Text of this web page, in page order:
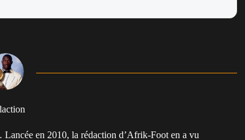
en 2010, la rédaction d’Afrik-Foot en a vu